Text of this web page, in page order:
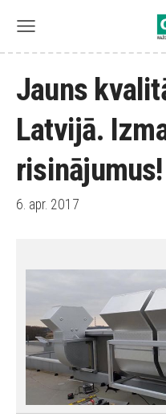
Jauns
Latvijā.
6. apr. 2017